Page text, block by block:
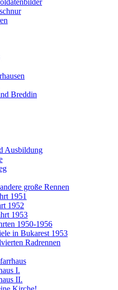
Breddin
Ausbildung
große Rennen
1951
1952
1953
1950-1956
in Bukarest 1953
Radrennen
I.
II.